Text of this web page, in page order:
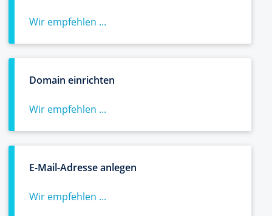
Wir empfehlen ...
Domain einrichten
Wir empfehlen ...
E-Mail-Adresse anlegen
Wir empfehlen ...